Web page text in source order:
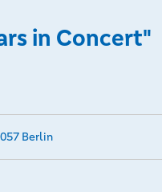
in Concert"
Berlin